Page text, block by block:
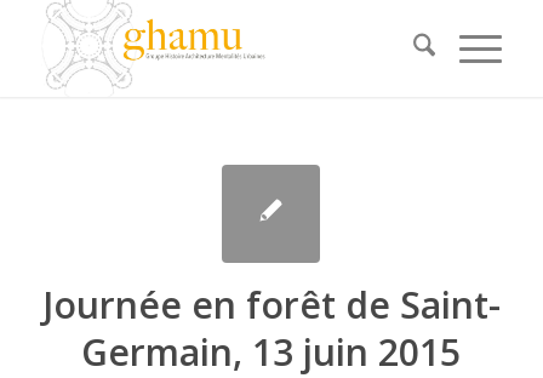
Journée en forêt de Saint-
Germain, 13 juin 2015